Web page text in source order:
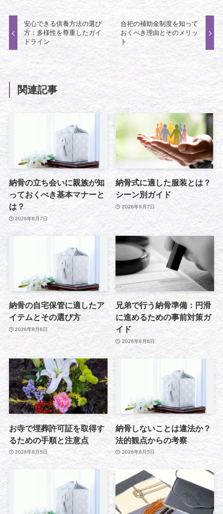
安心できる供養方法の選び
方：多様性を尊重したガイ
ドライン
合祀の補助金制度を知って
おくべき理由とそのメリッ
ト
関連記事
納骨の立ち会いに親族が知
っておくべき基本マナーと
は？
2026年8月7日
納骨式に適した服装とは？
シーン別ガイド
2026年8月7日
納骨の自宅保管に適したア
イテムとその選び方
2026年8月6日
兄弟で行う納骨準備：円滑
に進めるための事前対策ガ
イド
2026年8月6日
お寺で埋葬許可証を取得す
るための手順と注意点
2026年8月5日
納骨しないことは違法か？
法的観点からの考察
2026年8月5日